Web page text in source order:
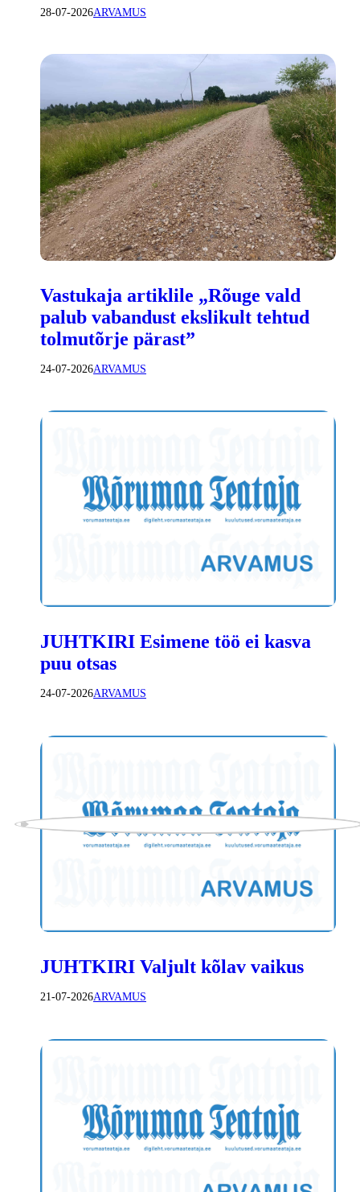
28-07-2026ARVAMUS
Vastukaja artiklile „Rõuge vald
palub vabandust ekslikult tehtud
tolmutõrje pärast”
24-07-2026ARVAMUS
JUHTKIRI Esimene töö ei kasva
puu otsas
24-07-2026ARVAMUS
JUHTKIRI Valjult kõlav vaikus
21-07-2026ARVAMUS